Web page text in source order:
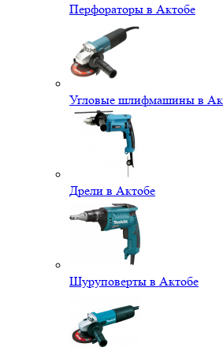
Перфораторы в Актобе
Угловые шлифмашины в
Дрели в Актобе
Шуруповерты в Актобе